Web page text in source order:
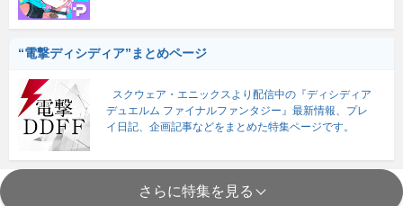
“電撃ディシディア”まとめページ
スクウェア・エニックスより配信中の『ディシディア
デュエルム ファイナルファンタジー』最新情報、プレ
イ日記、企画記事などをまとめた特集ページです。
さらに特集を見る